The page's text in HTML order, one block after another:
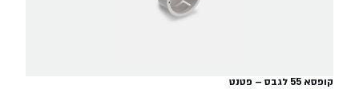
קופסא 55 לגבס – פטנט